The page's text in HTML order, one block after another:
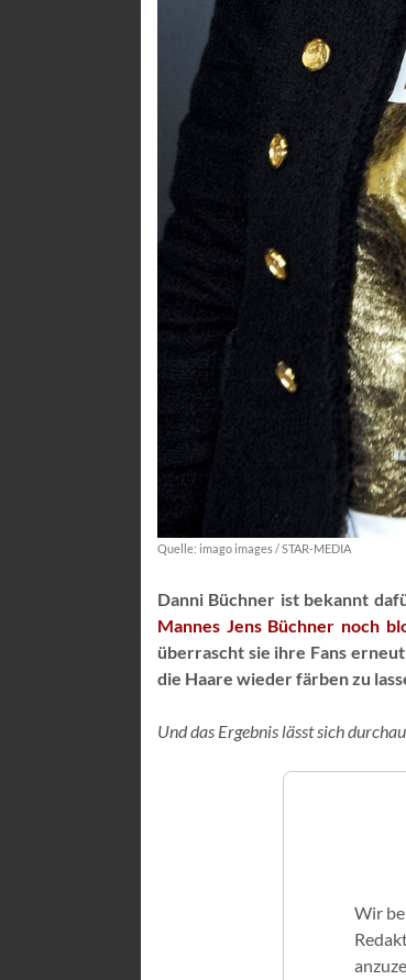
Quelle: imago images / STAR-MEDIA
Danni Büchner ist bekannt
Mannes Jens Büchner noch
überrascht sie ihre Fans
die Haare wieder färben zu
Und das Ergebnis lässt sich
Wir